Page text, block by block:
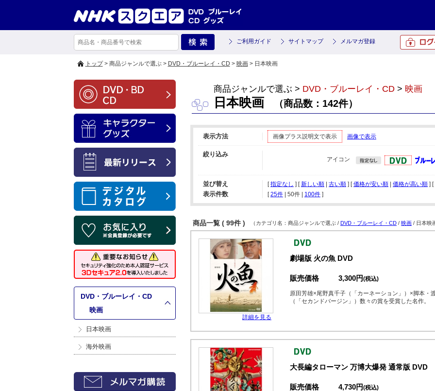
ご利用ガイド サイトマップ メルマガ登録
トップ> 商品ジャンルで選ぶ > DVD・ブルーレイ・CD > 映画> 日本映画
DVD・ブルーレイ・CD
映画
日本映画
海外映画
商品ジャンルで選ぶ > DVD・ブルーレイ・CD > 映画
日本映画 （商品数：142件）
表示方法 画像プラス説明文で表示 画像で表示
絞り込み
アイコン
並び替え [指定なし ] [新しい順 古い順 ] [価格が安い順 価格が高い順 ] [
表示件数 [ 25件 50件 100件 ]
商品一覧 ( 99件 ) （カテゴリ名：商品ジャンルで選ぶ / DVD・ブルーレイ・CD / 映画 / 日本映
詳細を見る
劇場版 火の魚 DVD
販売価格 3,300円(税込)
原田芳雄×尾野真千子（「カーネーション」）×脚本・
（「セカンドバージン」）数々の賞を受賞した名作。
大長編タローマン 万博大爆発 通常版 DVD
販売価格 4,730円(税込)